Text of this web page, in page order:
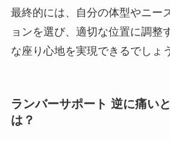
最終的には、自分の体型やニー
ョンを選び、適切な位置に調整
な座り心地を実現できるでしょ
ランバーサポート 逆に痛い
は？